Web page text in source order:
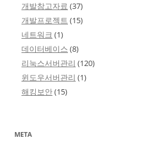
개발참고자료 (37)
개발프로젝트 (15)
네트워크 (1)
데이터베이스 (8)
리눅스서버관리 (120)
윈도우서버관리 (1)
해킹보안(15)
META